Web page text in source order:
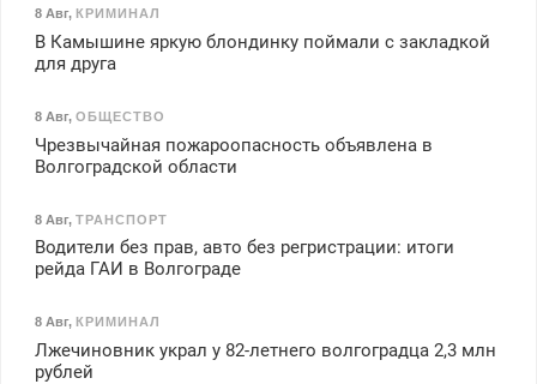
8 Авг, КРИМИНАЛ
В Камышине яркую блондинку поймали с закладкой
для друга
8 Авг, ОБЩЕСТВО
Чрезвычайная пожароопасность объявлена в
Волгоградской области
8 Авг, ТРАНСПОРТ
Водители без прав, авто без регристрации: итоги
рейда ГАИ в Волгограде
8 Авг, КРИМИНАЛ
Лжечиновник украл у 82-летнего волгоградца 2,3 млн
рублей